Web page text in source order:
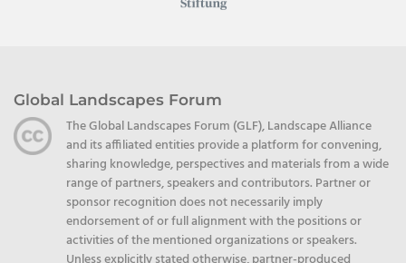
Global Landscapes Forum
The Global Landscapes Forum (GLF), Landscape Alliance
and its affiliated entities provide a platform for convening,
sharing knowledge, perspectives and materials from a wide
range of partners, speakers and contributors. Partner or
sponsor recognition does not necessarily imply
endorsement of or full alignment with the positions or
activities of the mentioned organizations or speakers.